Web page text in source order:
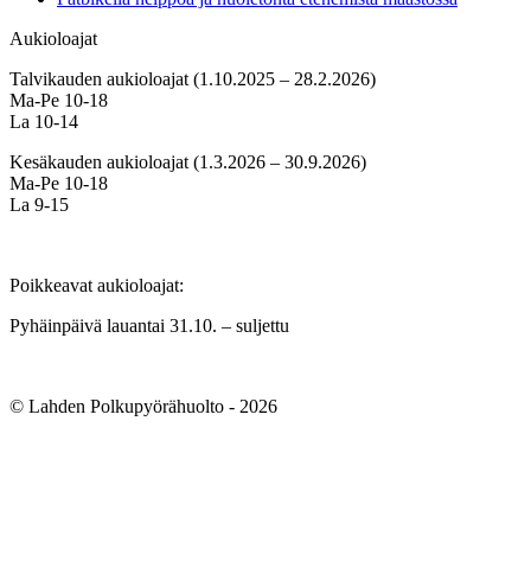
Aukioloajat
Talvikauden aukioloajat (1.10.2025 – 28.2.2026)
Ma-Pe 10-18
La 10-14
Kesäkauden aukioloajat (1.3.2026 – 30.9.2026)
Ma-Pe 10-18
La 9-15
Poikkeavat aukioloajat:
Pyhäinpäivä lauantai 31.10. – suljettu
© Lahden Polkupyörähuolto - 2026